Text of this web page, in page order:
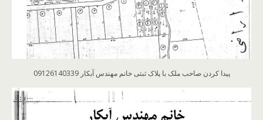
پیدا کردن صاحب ملک با پلاک ثبتی خانم مهندس آبکار 09126140339